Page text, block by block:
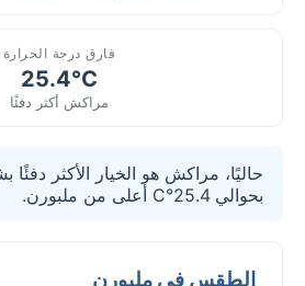
فارق درجة الحرارة
25.4°C
مراكش أكثر دفئًا
حاليًا، مراكش هو الخيار الأكثر
بحوالي 25.4°C أعلى من ملبورن.
الطقس في ملبورن